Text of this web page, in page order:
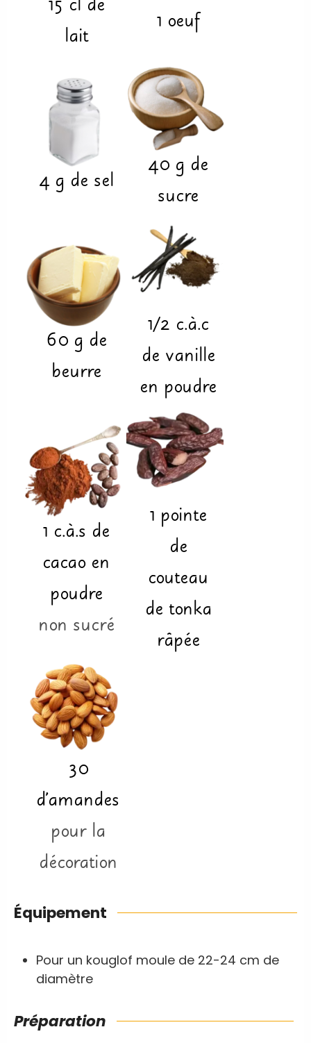
15 cl de
lait
1 oeuf
4 g de sel
40 g de
sucre
60 g de
beurre
1/2 c.à.c
de vanille
en poudre
1 c.à.s de
cacao en
poudre
non sucré
1 pointe
de
couteau
de tonka
râpée
30
d'amandes
pour la
décoration
Équipement
Pour un kouglof moule de 22-24 cm de
diamètre
Préparation